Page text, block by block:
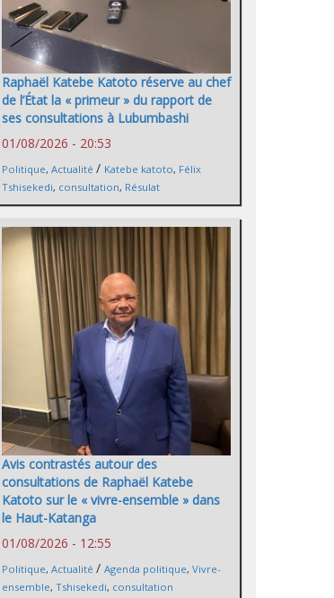
Raphaël Katebe Katoto réserve au chef
de l’État la « primeur » du rapport de
ses consultations à Lubumbashi
01/08/2026 - 20:53
Politique, Actualité / Katebe katoto, Félix
Tshisekedi, consultation, Résulat
Avis contrastés autour des
consultations de Raphaël Katebe
Katoto sur le « vivre-ensemble » dans
le Haut-Katanga
01/08/2026 - 12:55
Politique, Actualité / Agenda politique, Vivre-
ensemble, Tshisekedi, consultation